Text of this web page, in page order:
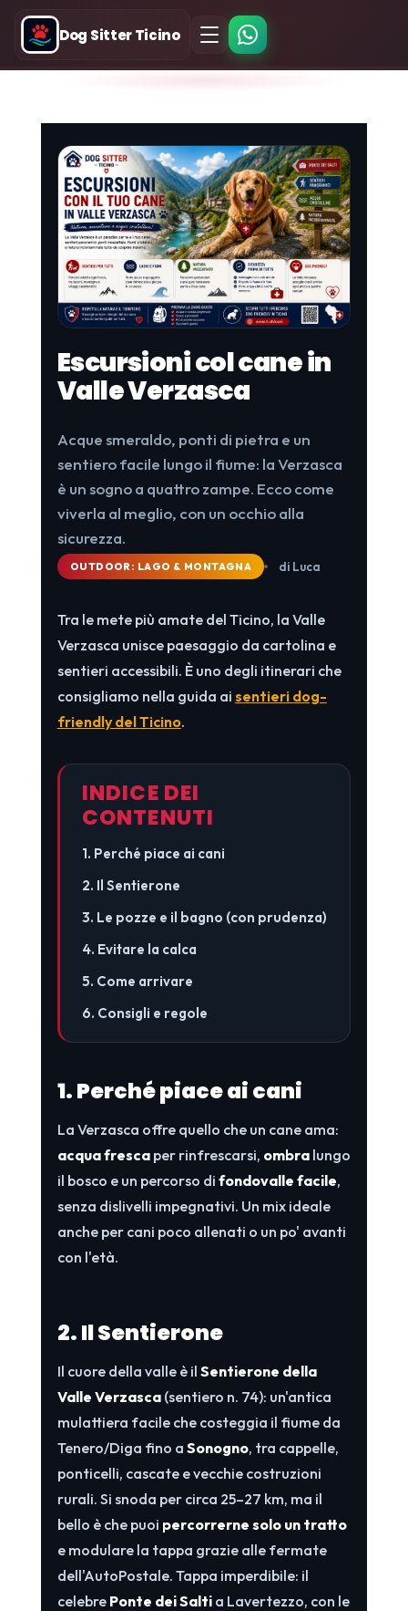
Dog Sitter Ticino
Escursioni col cane in
Valle Verzasca
Acque smeraldo, ponti di pietra e un
sentiero facile lungo il fiume: la Verzasca
è un sogno a quattro zampe. Ecco come
viverla al meglio, con un occhio alla
sicurezza.
OUTDOOR: LAGO & MONTAGNA di Luca
Tra le mete più amate del Ticino, la Valle
Verzasca unisce paesaggio da cartolina e
sentieri accessibili. È uno degli itinerari che
consigliamo nella guida ai sentieri dog-
friendly del Ticino.
INDICE DEI
CONTENUTI
1. Perché piace ai cani
2. Il Sentierone
3. Le pozze e il bagno (con prudenza)
4. Evitare la calca
5. Come arrivare
6. Consigli e regole
1. Perché piace ai cani
La Verzasca offre quello che un cane ama:
acqua frescaper rinfrescarsi, ombralungo
il bosco e un percorso di fondovalle facile,
senza dislivelli impegnativi. Un mix ideale
anche per cani poco allenati o un po' avanti
con l'età.
2. Il Sentierone
Il cuore della valle è il Sentierone della
Valle Verzasca(sentiero n. 74): un'antica
mulattiera facile che costeggia il fiume da
Tenero/Diga fino a Sonogno, tra cappelle,
ponticelli, cascate e vecchie costruzioni
rurali. Si snoda per circa 25–27 km, ma il
bello è che puoi percorrerne solo un tratto
e modulare la tappa grazie alle fermate
dell'AutoPostale. Tappa imperdibile: il
celebre Ponte dei Saltia Lavertezzo, con le